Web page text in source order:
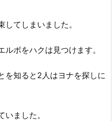
てしまいました。
ボをハクは見つけます。
を知ると2人はヨナを探しに
ました。